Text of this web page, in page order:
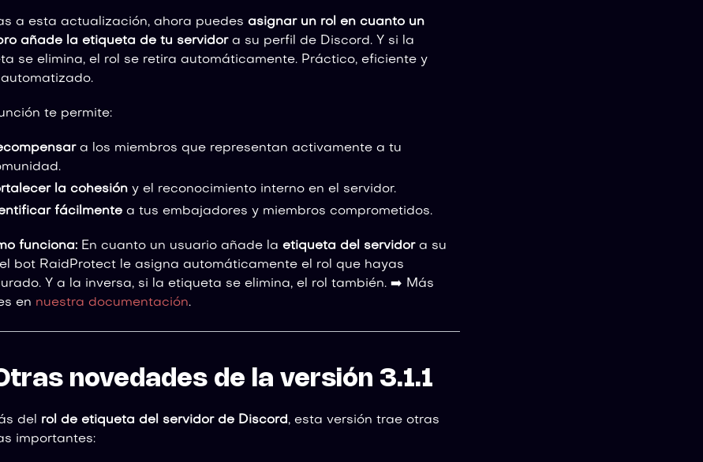
a esta actualización, ahora puedes asignar un rol en cuanto un
añade la etiqueta de tu servidora su perfil de Discord. Y si la
se elimina, el rol se retira automáticamente. Práctico, eficiente y
te permite:
a los miembros que representan activamente a tu
la cohesión y el reconocimiento interno en el servidor.
fácilmente a tus embajadores y miembros comprometidos.
funciona: En cuanto un usuario añade la etiqueta del servidora su
bot RaidProtect le asigna automáticamente el rol que hayas
Y a la inversa, si la etiqueta se elimina, el rol también. ➡️ Más
en nuestra documentación.
novedades de la versión 3.1.1
del rol de etiqueta del servidor de Discord, esta versión trae otras
importantes: